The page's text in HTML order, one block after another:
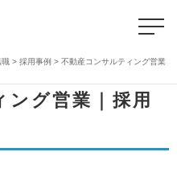
マイナビ転職
> 採用事例 > 不動産コンサルティング営業
グ営業｜採用